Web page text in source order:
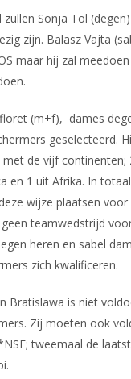
Sonja Tol
zijn. Balasz Vajta
maar hij zal
(m+f), dames
geselecteerd.
de vijf continenten;
en 1 uit Afrika. In
wijze plaatsen
teamwedstrijd
heren en sabel
zich kwalificeren.
Bratislawa is niet
Zij moeten ook
tweemaal de